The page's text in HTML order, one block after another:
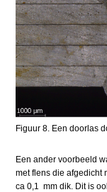
Figuur 8. Een doorlas
Een ander voorbeeld
met flens die afgedicht
ca 0,1 mm dik. Dit is